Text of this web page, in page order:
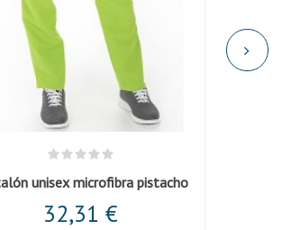
unisex microfibra pistacho
32,31 €